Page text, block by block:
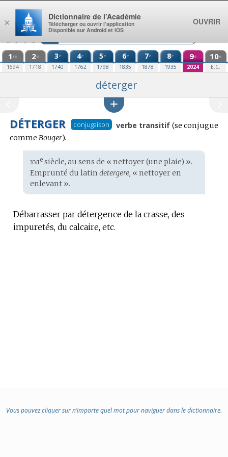
Aller au contenu
1 re
1694
2e
1718
3e
1740
4e
1762
5e
1798
6e
1835
7e
1878
8e
1935
9e
2024
10e
E.C.
déterger
DÉTERGER conjugaison verbe transitif Conjugaison
(se conjugue
comme Bouger).
Étymologie
:
xviesiècle, au sens de « nettoyer (une plaie) ».
Emprunté du latin detergere, « nettoyer en
enlevant ».
Débarrasser par détergence de la crasse, des
impuretés, du calcaire, etc.
Vous pouvez cliquer sur n’importe quel mot pour naviguer dans le dictionnaire.
×
Dictionnaire de l’Académie
Télécharger ou ouvrir l’application
Disponible sur Android et iOS
OUVRIR